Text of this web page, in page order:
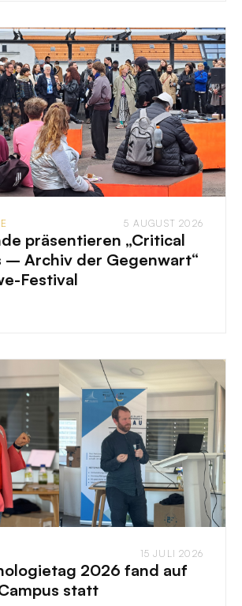
5 AUGUST 2026
präsentieren „Critical
– Archiv der Gegenwart“
Festival
15 JULI 2026
2026 fand auf
statt